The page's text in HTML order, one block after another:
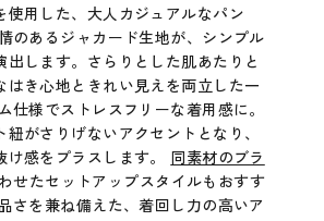
使用した、大人カジュアルなパン
のあるジャカード生地が、シンプル
します。さらりとした肌あたりと
はき心地ときれい見えを両立した一
仕様でストレスフリーな着用感に。
がさりげないアクセントとなり、
感をプラスします。 同素材のブラ
せたセットアップスタイルもおすす
さを兼ね備えた、着回し力の高いア